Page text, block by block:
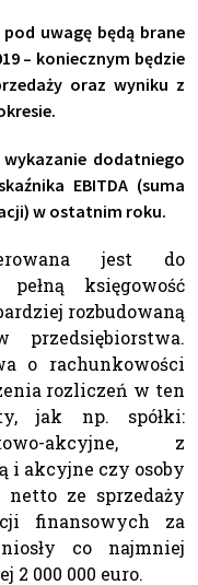
uwagę będą brane
– koniecznym będzie
oraz wyniku z
dodatniego
EBITDA (suma
w ostatnim roku.
jest do
pełną księgowość
rozbudowaną
przedsiębiorstwa.
o rachunkowości
rozliczeń w ten
jak np. spółki:
akcyjne, z
i akcyjne czy osoby
ze sprzedaży
finansowych za
co najmniej
000 000 euro.